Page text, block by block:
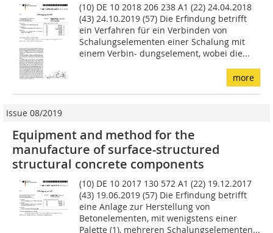
(10) DE 10 2018 206 238 A1 (22) 24.04.2018
(43) 24.10.2019 (57) Die Erfindung betrifft
ein Verfahren für ein Verbinden von
Schalungselementen einer Schalung mit
einem Verbin- dungselement, wobei die...
more
Issue 08/2019
Equipment and method for the
manufacture of surface-structured
structural concrete components
(10) DE 10 2017 130 572 A1 (22) 19.12.2017
(43) 19.06.2019 (57) Die Erfindung betrifft
eine Anlage zur Herstellung von
Betonelementen, mit wenigstens einer
Palette (1), mehreren Schalungselementen...